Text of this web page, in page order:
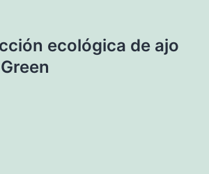
ecológica de ajo